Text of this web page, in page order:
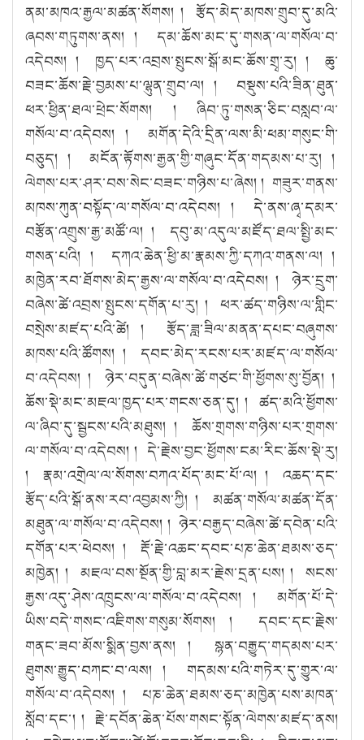
ནམ་མཁའ་རྒྱལ་མཚན་སོགས། ། རྩོད་མེད་མཁས་གྲུབ་དུ་མའི་
ཞབས་གཏུགས་ནས། ། དམ་ཆོས་མང་དུ་གསན་ལ་གསོལ་བ་
འདེབས། ། ཁྱད་པར་འབྲས་སྤུངས་སྒོ་མང་ཆོས་གྲྭ་རུ། ། ཆུ་
བཟང་ཆོས་རྗེ་བྱམས་པ་ལྷུན་གྲུབ་ལ། ། བསྡུས་པའི་ཟིན་ཐུན་
ཕར་ཕྱིན་ཐལ་ཕྲེང་སོགས། ། ཞིབ་ཏུ་གསན་ཅིང་བསླབ་ལ་
གསོལ་བ་འདེབས། ། མགོན་དེའི་དྲིན་ལས་མི་ཕམ་གསུང་གི་
བཅུད། ། མངོན་རྟོགས་རྒྱན་གྱི་གཞུང་དོན་གདམས་པ་རུ། །
ལེགས་པར་ཤར་བས་སེང་བཟང་གཉིས་པ་ཞེས། ། གཟུར་གནས་
མཁས་ཀུན་བསྟོད་ལ་གསོལ་བ་འདེབས། ། དེ་ནས་ཞྭ་དམར་
བརྩོན་འགྲུས་རྒྱ་མཚོ་ལ། ། དབུ་མ་འདུལ་མཛོད་ཐལ་སྤྱི་མང་
གསན་པའི། ། དཀའ་ཆེན་ཕྱི་མ་རྣམས་ཀྱི་དཀའ་གནས་ལ། །
མཁྱེན་རབ་ཐོགས་མེད་རྒྱས་ལ་གསོལ་བ་འདེབས། ། ཉེར་དྲུག་
བཞེས་ཚེ་འབྲས་སྤུངས་དགོན་པ་རུ། ། ཕར་ཚད་གཉིས་ལ་གླིང་
བསྲེས་མཛད་པའི་ཚེ། ། རྩོད་ཟླ་ཟིལ་མནན་དཔང་བཞུགས་
མཁས་པའི་ཚོགས། ། དབང་མེད་རངས་པར་མཛད་ལ་གསོལ་
བ་འདེབས། ། ཉེར་བདུན་བཞེས་ཚེ་གཙང་གི་ཕྱོགས་སུ་བྱོན། །
ཆོས་སྡེ་མང་མཇལ་ཁྱད་པར་གངས་ཅན་དུ། ། ཚད་མའི་ཕྱོགས་
ལ་ཞིབ་དུ་སྦྱངས་པའི་མཐུས། ། ཆོས་གྲགས་གཉིས་པར་གྲགས་
ལ་གསོལ་བ་འདེབས། ། དེ་རྗེས་བྱང་ཕྱོགས་ངམ་རིང་ཆོས་སྡེ་རུ།
། རྣམ་འགྲེལ་ལ་སོགས་བཀའ་པོད་མང་པོ་ལ། ། འཆད་དང་
རྩོད་པའི་སྒོ་ནས་རབ་འབྱམས་ཀྱི། ། མཚན་གསོལ་མཚན་དོན་
མཐུན་ལ་གསོལ་བ་འདེབས། ། ཉེར་བརྒྱད་བཞེས་ཚེ་དབེན་པའི་
དགོན་པར་ཕེབས། ། རྡོ་རྗེ་འཆང་དབང་པཎ་ཆེན་ཐམས་ཅད་
མཁྱེན། ། མཇལ་བས་སྔོན་གྱི་བླ་མར་རྗེས་དྲན་པས། ། སངས་
རྒྱས་འདུ་ཤེས་འཁྲུངས་ལ་གསོལ་བ་འདེབས། ། མགོན་པོ་དེ་
ཡིས་བདེ་གསང་འཇིགས་གསུམ་སོགས། ། དབང་དང་རྗེས་
གནང་ཟབ་མོས་སྨིན་བྱས་ནས། ། སྙན་བརྒྱུད་གདམས་པར་
ཐུགས་རྒྱུད་བཀང་བ་ལས། ། གདམས་པའི་གཏེར་དུ་གྱུར་ལ་
གསོལ་བ་འདེབས། ། པཎ་ཆེན་ཐམས་ཅད་མཁྱེན་པས་མཁན་
སློབ་དང་། ། རྗེ་དབོན་ཆེན་པོས་གསང་སྟོན་ལེགས་མཛད་ནས།